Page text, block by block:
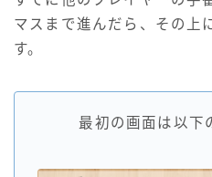
マスまで進んだら、その上
す。
最初の画面は以下